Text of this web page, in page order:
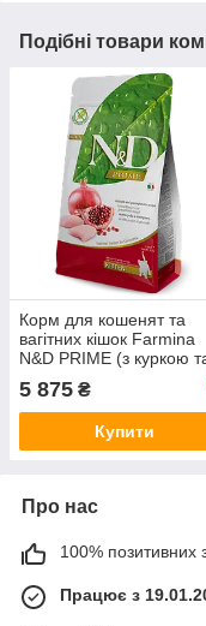
Подібні товари
Корм для кошенят та
вагітних кішок Farmina
N&D PRIME (з куркою
5 875 ₴
Купити
Про нас
100% позитивних з
Працює з